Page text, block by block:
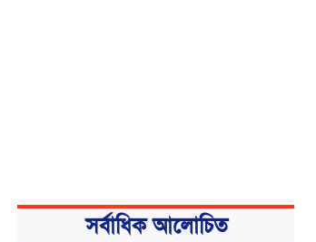
সর্বাধিক আলোচিত